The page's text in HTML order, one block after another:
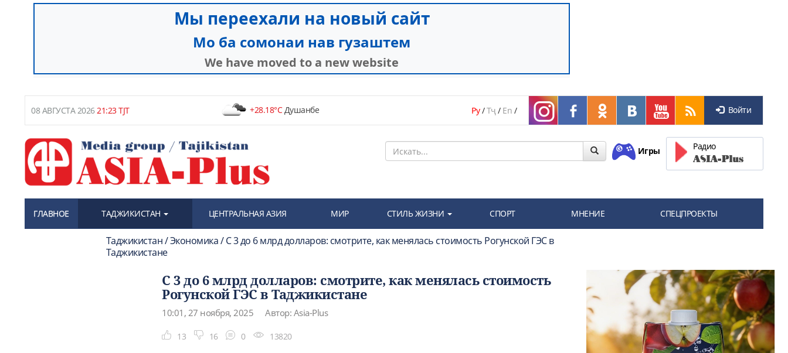
08 АВГУСТА 202621:23 TJT +28.18°CДушанбе Ру/Тҷ/ En / Войти
Игры Радио
ГЛАВНОЕ ТАДЖИКИСТАН ЦЕНТРАЛЬНАЯ АЗИЯ МИР СТИЛЬ ЖИЗНИ СПОРТ МНЕНИЕ СПЕЦПРОЕКТЫ
Таджикистан / Экономика / С 3 до 6 млрд долларов: смотрите, как менялась стоимость Рогунской ГЭС в
Таджикистане
С 3 до 6 млрд долларов: смотрите, как менялась стоимость
Рогунской ГЭС в Таджикистане
10:01, 27 ноября, 2025 Автор: Asia-Plus
13 16 0 13820